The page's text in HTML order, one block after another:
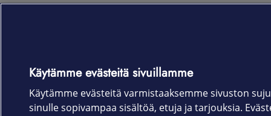
Käytämme evästeitä sivuillamme
Käytämme evästeitä varmistaaksemme sivuston
sinulle sopivampaa sisältöä, etuja ja tarjouksia.